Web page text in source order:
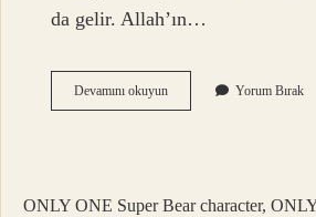
da gelir. Allah’ın…
Devamını okuyunGüya
Hangi
Yorum Bırak
ONLY ONE Super Bear character,